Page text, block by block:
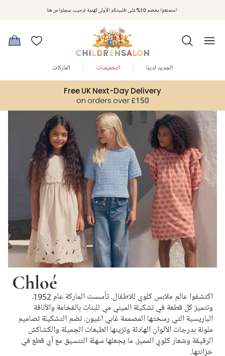
استمتعوا بخصم 10% على طلبيتكم الأولى كهدية ترحيب. سجلوا من هنا
مكافآت تشلدرن صالون | اجمعوا النقاط مع كل عملية شراء لتحصلوا على هدايا حصرية وعروض مصممة خصيصا لتلبي
متطلباتكم
Free UK Next-Day Delivery
on orders over £150
الجديد لدينا التخفيضات الماركات
Chloé
اكتشفوا عالم ملابس كلوي للاطفال. تأسست الماركة عام 1952،
وتتميز كل قطعة في تشكيلة الميني مي للبنات بالفخامة والأناقة
الباريسية التي رسختها المصممة غابي اغيون. تضم التشكيلة تصاميم
ملونة بدرجات الألوان الهادئة وتزينها الطبعات الجميلة والكشاكش
الرقيقة وشعار كلوي المميز، ما يجعلها سهلة التنسيق مع أي قطع في
خزانتها.